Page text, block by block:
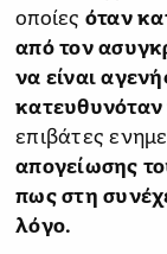
οποίες όταν
από τον
να είναι
κατευθυνόταν
επιβάτες
απογείωσης
πως στη
λόγο.